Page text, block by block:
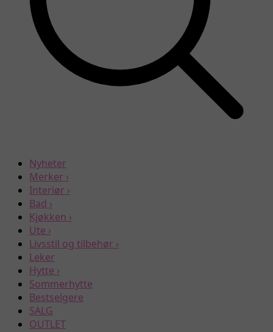
Nyheter
Merker ›
Interiør ›
Bad ›
Kjøkken ›
Ute ›
Livsstil og tilbehør ›
Leker
Hytte ›
Sommerhytte
Bestselgere
SALG
OUTLET